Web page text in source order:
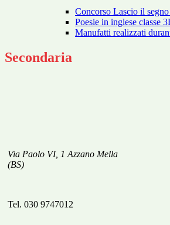
Concorso Lascio il
Poesie in inglese classe
Manufatti realizzati
Secondaria
Via Paolo VI, 1 Azzano Mella
(BS)
Tel. 030 9747012